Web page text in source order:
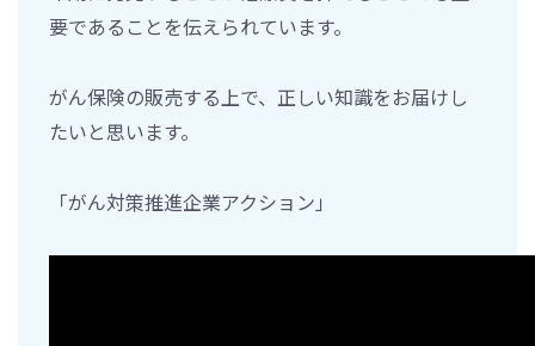
要であることを伝えられています。
がん保険の販売する上で、正しい知識をお届けし
たいと思います。
「がん対策推進企業アクション」